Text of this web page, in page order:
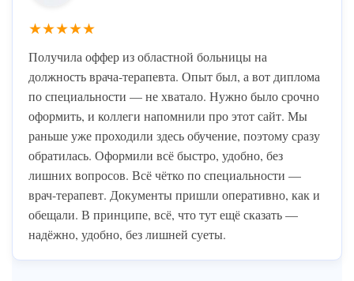
★★★★★
Получила оффер из областной больницы на
должность врача-терапевта. Опыт был, а вот диплома
по специальности — не хватало. Нужно было срочно
оформить, и коллеги напомнили про этот сайт. Мы
раньше уже проходили здесь обучение, поэтому сразу
обратилась. Оформили всё быстро, удобно, без
лишних вопросов. Всё чётко по специальности —
врач-терапевт. Документы пришли оперативно, как и
обещали. В принципе, всё, что тут ещё сказать —
надёжно, удобно, без лишней суеты.